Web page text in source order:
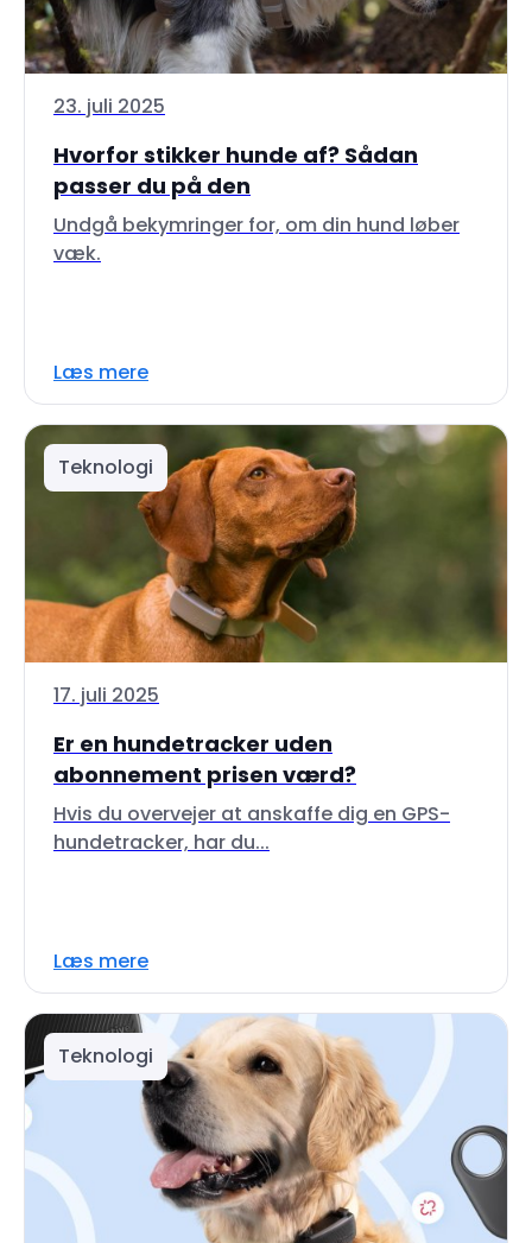
23. juli 2025
Hvorfor stikker hunde af? Sådan
passer du på den
Undgå bekymringer for, om din hund løber
væk.
Læs mere
Teknologi
17. juli 2025
Er en hundetracker uden
abonnement prisen værd?
Hvis du overvejer at anskaffe dig en GPS-
hundetracker, har du...
Læs mere
Teknologi